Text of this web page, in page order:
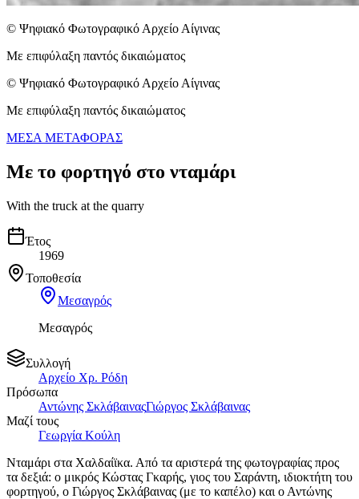
© Ψηφιακό Φωτογραφικό Αρχείο Αίγινας
Με επιφύλαξη παντός δικαιώματος
© Ψηφιακό Φωτογραφικό Αρχείο Αίγινας
Με επιφύλαξη παντός δικαιώματος
ΜΕΣΑ ΜΕΤΑΦΟΡΑΣ
Με το φορτηγό στο νταμάρι
With the truck at the quarry
Έτος
1969
Τοποθεσία
Μεσαγρός
Μεσαγρός
Συλλογή
Αρχείο Χρ. Ρόδη
Πρόσωπα
Αντώνης ΣκλάβαιναςΓιώργος Σκλάβαινας
Μαζί τους
Γεωργία Κούλη
Νταμάρι στα Χαλδαίϊκα. Από τα αριστερά της φωτογραφίας προς
τα δεξιά: ο μικρός Κώστας Γκαρής, γιος του Σαράντη, ιδιοκτήτη του
φορτηγού, ο Γιώργος Σκλάβαινας (με το καπέλο) και ο Αντώνης